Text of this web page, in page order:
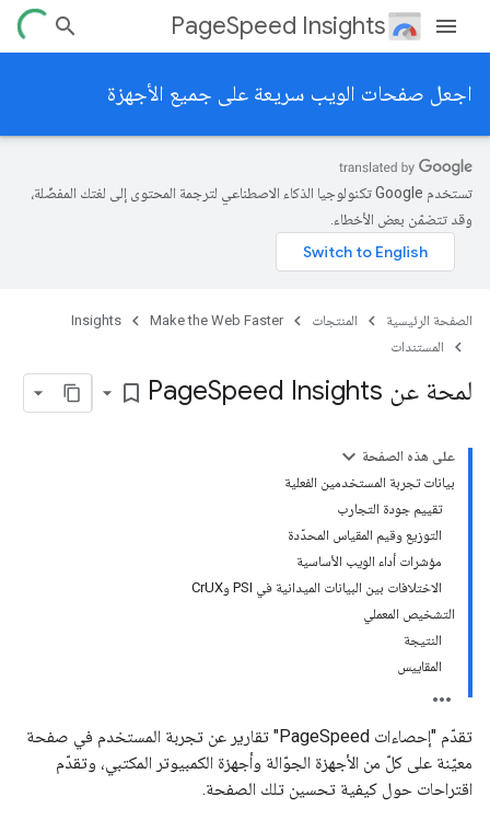
PageSpeed Insights
اجعل صفحات الويب سريعة على جميع الأجهزة
تستخدم Google تكنولوجيا الذكاء الاصطناعي لترجمة المحتوى إلى لغتك المفضّلة،
وقد تتضمّن بعض الأخطاء.
الصفحة الرئيسية المنتجات Make the Web Faster
Insights
المستندات
لمحة عن Page Speed Insights
bookmark_border
على هذه الصفحة
بيانات تجربة المستخدمين الفعلية
تقييم جودة التجارب
التوزيع وقيم المقياس المحدّدة
مؤشرات أداء الويب الأساسية
الاختلافات بين البيانات الميدانية في PSI وCrUX
التشخيص المعملي
النتيجة
المقاييس
تقدّم "إحصاءات PageSpeed" تقارير عن تجربة المستخدم في صفحة
معيّنة على كلّ من الأجهزة الجوّالة وأجهزة الكمبيوتر المكتبي، وتقدّم
اقتراحات حول كيفية تحسين تلك الصفحة.